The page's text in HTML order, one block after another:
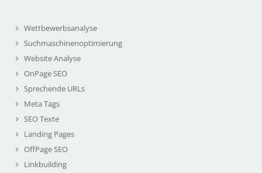
Wettbewerbsanalyse
Suchmaschinenoptimierung
Website Analyse
OnPage SEO
Sprechende URLs
Meta Tags
SEO Texte
Landing Pages
OffPage SEO
Linkbuilding